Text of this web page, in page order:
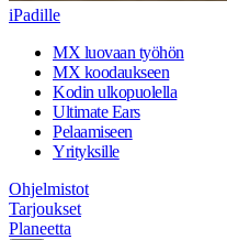
iPadille
MX luovaan työhön
MX koodaukseen
Kodin ulkopuolella
Ultimate Ears
Pelaamiseen
Yrityksille
Ohjelmistot
Tarjoukset
Planeetta